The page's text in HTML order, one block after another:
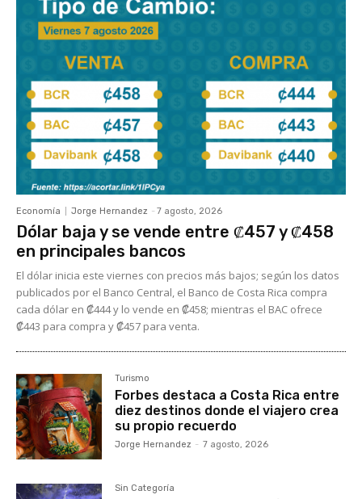
Economía Jorge Hernandez - 7 agosto, 2026
Dólar baja y se vende entre ₡457 y ₡458
en principales bancos
El dólar inicia este viernes con precios más bajos; según los datos
publicados por el Banco Central, el Banco de Costa Rica compra
cada dólar en ₡444 y lo vende en ₡458; mientras el BAC ofrece
₡443 para compra y ₡457 para venta.
Turismo
Forbes destaca a Costa Rica entre
diez destinos donde el viajero crea
su propio recuerdo
Jorge Hernandez - 7 agosto, 2026
Sin Categoría